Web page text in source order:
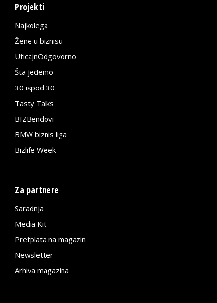
Projekti
Najkolega
Žene u biznisu
UticajnOdgovorno
Šta jedemo
30 ispod 30
Tasty Talks
BIZBendovi
BMW biznis liga
Bizlife Week
Za partnere
Saradnja
Media Kit
Pretplata na magazin
Newsletter
Arhiva magazina